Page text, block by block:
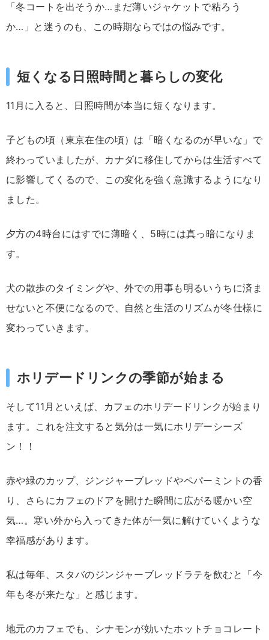
「冬コートを出そうか…まだ薄いジャケットで粘ろう
か…」と迷うのも、この時期ならではの悩みです。
短くなる日照時間と暮らしの変化
11月に入ると、日照時間が本当に短くなります。
子どもの頃（東京在住の頃）は「暗くなるのが早いな」で
終わっていましたが、カナダに移住してからは生活すべて
に影響してくるので、この変化を強く意識するようになり
ました。
夕方の4時台にはすでに薄暗く、5時には真っ暗になりま
す。
犬の散歩のタイミングや、外での用事も明るいうちに済ま
せないと不便になるので、自然と生活のリズムが冬仕様に
変わっていきます。
ホリデードリンクの季節が始まる
そして11月といえば、カフェのホリデードリンクが始まり
ます。これを注文すると気分は一気にホリデーシーズ
ン！！
赤や緑のカップ、ジンジャーブレッドやペパーミントの香
り、さらにカフェのドアを開けた瞬間に広がる暖かい空
気…。寒い外から入ってきた体が一気に解けていくような
幸福感があります。
私は毎年、スタバのジンジャーブレッドラテを飲むと「今
年も冬が来たな」と感じます。
地元のカフェでも、シナモンが効いたホットチョコレート